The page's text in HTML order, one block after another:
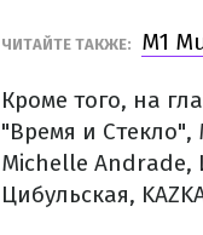
ЧИТАЙТЕ ТАКЖЕ: M1
Кроме того, на
"Время и Стекло",
Michelle Andrade,
Цибульская,